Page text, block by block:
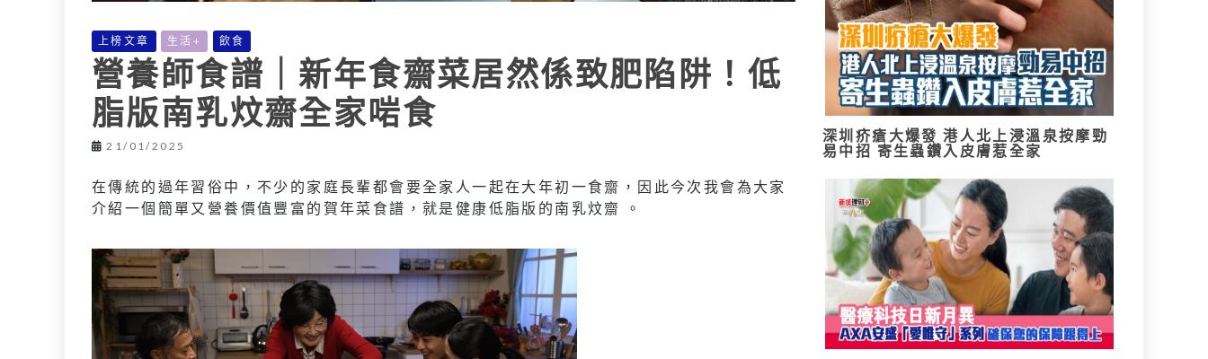
上榜文章 生活+ 飲食
營養師食譜｜新年食齋菜居然係致肥陷阱！低
脂版南乳炆齋全家啱食
21/01/2025
在傳統的過年習俗中，不少的家庭長輩都會要全家人一起在大年初一食齋，因此今次我會為大家
介紹一個簡單又營養價值豐富的賀年菜食譜，就是健康低脂版的南乳炆齋 。
深圳疥瘡大爆發 港人北上浸溫泉按摩勁
易中招 寄生蟲鑽入皮膚惹全家